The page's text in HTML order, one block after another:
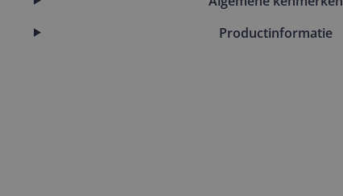
Productinformatie